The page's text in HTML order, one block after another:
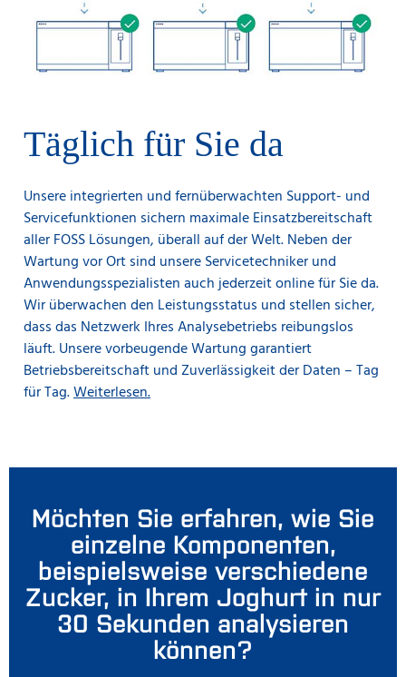
Täglich für Sie da
Unsere integrierten und fernüberwachten Support- und
Servicefunktionen sichern maximale Einsatzbereitschaft
aller FOSS Lösungen, überall auf der Welt. Neben der
Wartung vor Ort sind unsere Servicetechniker und
Anwendungsspezialisten auch jederzeit online für Sie da.
Wir überwachen den Leistungsstatus und stellen sicher,
dass das Netzwerk Ihres Analysebetriebs reibungslos
läuft. Unsere vorbeugende Wartung garantiert
Betriebsbereitschaft und Zuverlässigkeit der Daten – Tag
für Tag.Weiterlesen.
Möchten Sie erfahren, wie Sie
einzelne Komponenten,
beispielsweise verschiedene
Zucker, in Ihrem Joghurt in nur
30 Sekunden analysieren
können?